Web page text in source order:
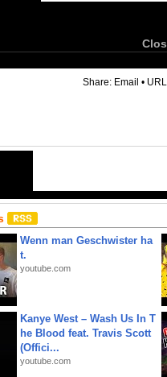
Share: Email • URL
Wenn man Geschwister ha
t.
youtube.com
Kanye West – Wash Us In T
he Blood feat. Travis Scott
(Offici...
youtube.com